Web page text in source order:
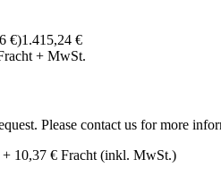
€)1.415,24 €
+ MwSt.
Please contact us for more
+ 10,37 € Fracht (inkl. MwSt.)